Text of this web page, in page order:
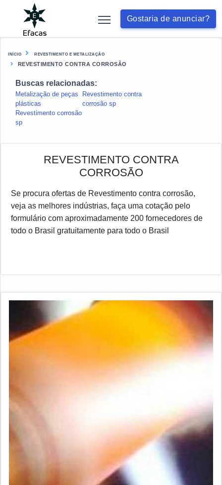
Gostaria de anunciar?
INÍCIO REVESTIMENTO E METALIZAÇÃO
REVESTIMENTO CONTRA CORROSÃO
Buscas relacionadas:
Metalização de peças
plásticas
Revestimento contra
corrosão sp
Revestimento corrosão
sp
REVESTIMENTO CONTRA
CORROSÃO
Se procura ofertas de Revestimento contra corrosão,
veja as melhores indústrias, faça uma cotação pelo
formulário com aproximadamente 200 fornecedores de
todo o Brasil gratuitamente para todo o Brasil